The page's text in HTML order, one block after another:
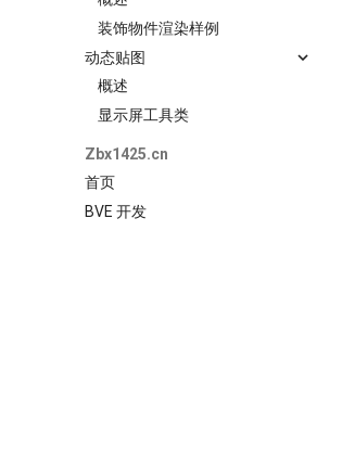
装饰物件渲染样例
动态贴图
概述
显示屏工具类
Zbx1425.cn
首页
BVE 开发